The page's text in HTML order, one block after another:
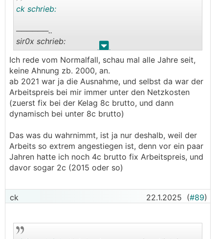
. .
ck schrieb:
──────..
sir0x schrieb:
Netzkosten waren eigentlich immer schon höher,
als der Arbeitspreis
───────────────
Netzkosten (variable pro kWh inkl
Elektrizitätsabgabe) 2024 Netz NÖ:
Da war der Energie Arbeitspreis höher.
Ich rede vom Normalfall, schau mal alle Jahre seit,
keine Ahnung zb. 2000, an.
ab 2021 war ja die Ausnahme, und selbst da war der
Arbeitspreis bei mir immer unter den Netzkosten
(zuerst fix bei der Kelag 8c brutto, und dann
dynamisch bei unter 8c brutto)
Das was du wahrnimmt, ist ja nur deshalb, weil der
Arbeits so extrem angestiegen ist, denn vor ein paar
Jahren hatte ich noch 4c brutto fix Arbeitspreis, und
davor sogar 2c (2015 oder so)
ck 22.1.2025 (#89)